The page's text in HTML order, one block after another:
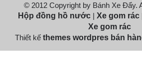
© 2012 Copyright by Bánh Xe Đẩy.
Hộp đồng hồ nước | Xe gom rác
Xe gom rác
Thiết kế themes wordpres bán